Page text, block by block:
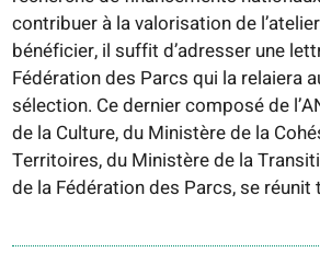
contribuer à la valorisation de
bénéficier, il suffit d’adresser une
Fédération des Parcs qui la relaiera
sélection. Ce dernier composé de
de la Culture, du Ministère de la
Territoires, du Ministère de la
de la Fédération des Parcs, se